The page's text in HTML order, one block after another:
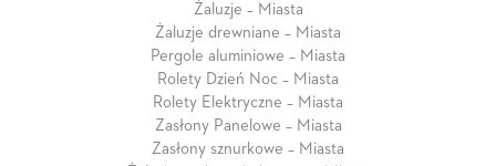
Żaluzje – Miasta
Żaluzje drewniane – Miasta
Pergole aluminiowe – Miasta
Rolety Dzień Noc – Miasta
Rolety Elektryczne – Miasta
Zasłony Panelowe – Miasta
Zasłony sznurkowe – Miasta